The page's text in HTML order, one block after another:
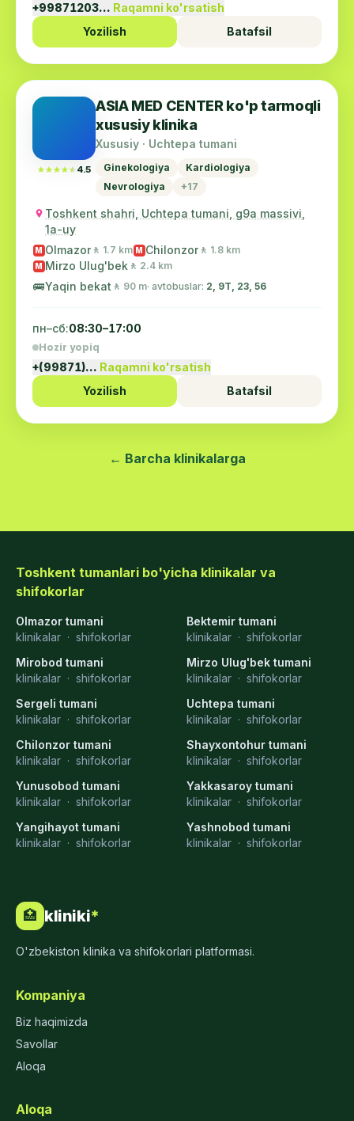
+99871203… Raqamni ko'rsatish
Yozilish
Batafsil
★★★★★
★★★★★ 4.5
ASIA MED CENTER ko'p tarmoqli
xususiy klinika
Xususiy · Uchtepa tumani
Ginekologiya
Kardiologiya
Nevrologiya
+17
Toshkent shahri, Uchtepa tumani, g9a massivi,
1a-uy
M Olmazor 🚶 1.7 km M Chilonzor 🚶 1.8 km
M Mirzo Ulug'bek 🚶 2.4 km
🚌Yaqin bekat 🚶 90 m· avtobuslar: 2, 9Т, 23, 56
пн–сб:08:30–17:00
Hozir yopiq
+(99871)… Raqamni ko'rsatish
Yozilish
Batafsil
← Barcha klinikalarga
Toshkent tumanlari bo'yicha klinikalar va
shifokorlar
Olmazor tumani
klinikalar · shifokorlar
Bektemir tumani
klinikalar · shifokorlar
Mirobod tumani
klinikalar · shifokorlar
Mirzo Ulug'bek tumani
klinikalar · shifokorlar
Sergeli tumani
klinikalar · shifokorlar
Uchtepa tumani
klinikalar · shifokorlar
Chilonzor tumani
klinikalar · shifokorlar
Shayxontohur tumani
klinikalar · shifokorlar
Yunusobod tumani
klinikalar · shifokorlar
Yakkasaroy tumani
klinikalar · shifokorlar
Yangihayot tumani
klinikalar · shifokorlar
Yashnobod tumani
klinikalar · shifokorlar
🏥 kliniki*
O'zbekiston klinika va shifokorlari platformasi.
Kompaniya
Biz haqimizda
Savollar
Aloqa
Aloqa